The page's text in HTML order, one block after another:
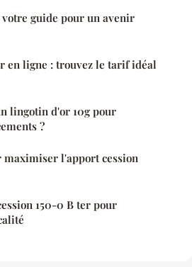
guide pour un avenir
en ligne : trouvez le tarif idéal
lingotin d'or 10g pour
?
maximiser l'apport cession
150-0 B ter pour